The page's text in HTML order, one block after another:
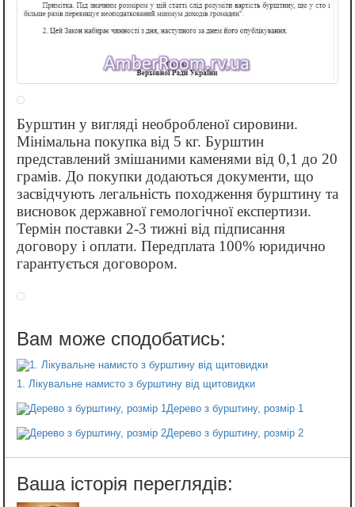
Бурштин у вигляді необробленої сировини.
Мінімальна покупка від 5 кг. Бурштин
представлений змішаними каменями від 0,1 до 20
грамів. До покупки додаються документи, що
засвідчують легальність походження бурштину та
висновок державної гемологічної експертизи.
Термін поставки 2-3 тижні від підписання
договору і оплати. Передплата 100% юридично
гарантується договором.
1. Лікувальне намисто з бурштину від щитовидки
Дерево з бурштину, розмір 1
Дерево з бурштину, розмір 2